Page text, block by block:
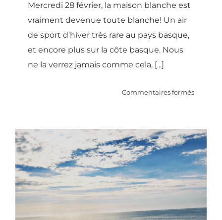
Mercredi 28 février, la maison blanche est
vraiment devenue toute blanche! Un air
de sport d'hiver très rare au pays basque,
et encore plus sur la côte basque. Nous
ne la verrez jamais comme cela, [...]
Commentaires ferméssur
blanche
comme
la
neige!!
Nos locations pour 2018